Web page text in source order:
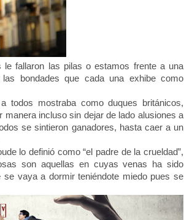
fallaron las pilas o estamos frente a una
bondades que cada una exhibe como
mostraba como duques británicos,
incluso sin dejar de lado alusiones a
se sintieron ganadores, hasta caer a un
lo definió como “el padre de la crueldad”,
son aquellas en cuyas venas ha sido
se vaya a dormir teniéndote miedo pues se